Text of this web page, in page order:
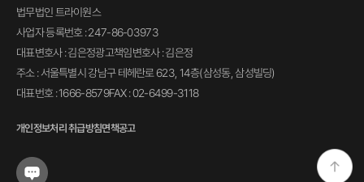
법무법인 트라이원스
사업자 등록번호 : 247-86-03973
대표변호사 : 김은정광고책임변호사 : 김은정
주소 : 서울특별시 강남구 테헤란로 623, 14층(삼성동, 삼성빌딩)
대표번호 : 1666-8579FAX : 02-6499-3118
개인정보처리 취급방침면책공고